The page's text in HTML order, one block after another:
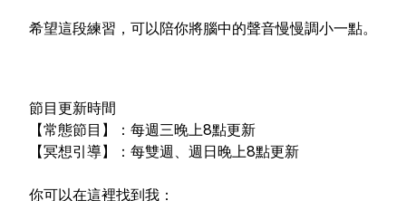
希望這段練習，可以陪你將腦中的聲音慢慢調小一點。
節目更新時間
【常態節目】：每週三晚上8點更新
【冥想引導】：每雙週、週日晚上8點更新
你可以在這裡找到我：